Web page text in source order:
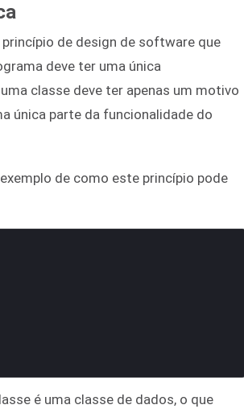
princípio de design de software que
deve ter uma única
classe deve ter apenas um motivo
única parte da funcionalidade do
de como este princípio pode
é uma classe de dados, o que